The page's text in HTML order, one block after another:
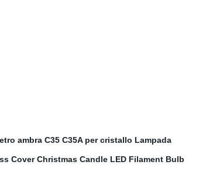
ambra C35 C35A per cristallo Lampada